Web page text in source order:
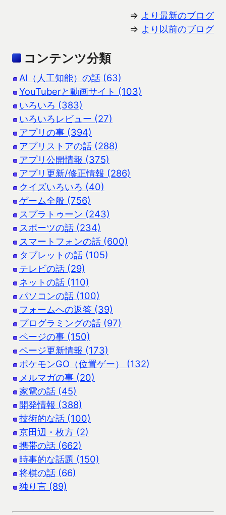
⇒ より最新のブログ
⇒ より以前のブログ
コンテンツ分類
AI（人工知能）の話 (63)
YouTuberと動画サイト (103)
いろいろ (383)
いろいろレビュー (27)
アプリの事 (394)
アプリストアの話 (288)
アプリ公開情報 (375)
アプリ更新/修正情報 (286)
クイズいろいろ (40)
ゲーム全般 (756)
スプラトゥーン (243)
スポーツの話 (234)
スマートフォンの話 (600)
タブレットの話 (105)
テレビの話 (29)
ネットの話 (110)
パソコンの話 (100)
フォームへの返答 (39)
プログラミングの話 (97)
ページの事 (150)
ページ更新情報 (173)
ポケモンGO（位置ゲー） (132)
メルマガの事 (20)
家電の話 (45)
開発情報 (388)
技術的な話 (100)
京田辺・枚方 (2)
携帯の話 (662)
時事的な話題 (150)
将棋の話 (66)
独り言 (89)